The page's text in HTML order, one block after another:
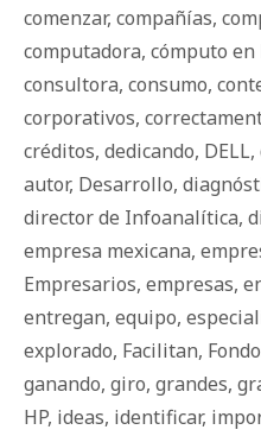
comenzar, compañías,
computadora, cómputo en
consultora, consumo,
corporativos,
créditos, dedicando, DELL,
autor, Desarrollo,
director de Infoanalítica,
empresa mexicana,
Empresarios, empresas,
entregan, equipo,
explorado, Facilitan,
ganando, giro, grandes,
HP, ideas, identificar,